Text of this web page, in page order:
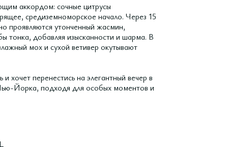
аккордом: сочные цитрусы
средиземноморское начало. Через 15
проявляются утонченный жасмин,
тонка, добавляя изысканности и шарма. В
мох и сухой ветивер окутывают
хочет перенестись на элегантный вечер в
Йорка, подходя для особых моментов и